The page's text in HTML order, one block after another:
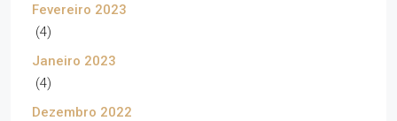
Fevereiro 2023
(4)
Janeiro 2023
(4)
Dezembro 2022